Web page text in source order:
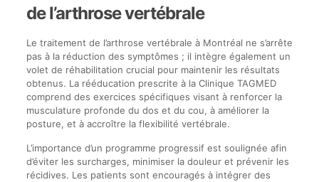
de l’arthrose vertébrale
Le traitement de l’arthrose vertébrale à Montréal ne s’arrête
pas à la réduction des symptômes ; il intègre également un
volet de réhabilitation crucial pour maintenir les résultats
obtenus. La rééducation prescrite à la Clinique TAGMED
comprend des exercices spécifiques visant à renforcer la
musculature profonde du dos et du cou, à améliorer la
posture, et à accroître la flexibilité vertébrale.
L’importance d’un programme progressif est soulignée afin
d’éviter les surcharges, minimiser la douleur et prévenir les
récidives. Les patients sont encouragés à intégrer des